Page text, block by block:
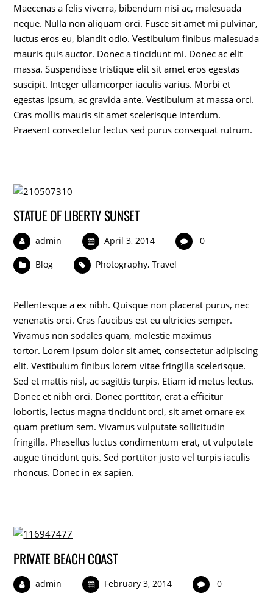
Maecenas a felis viverra, bibendum nisi ac, malesuada
neque. Nulla non aliquam orci. Fusce sit amet mi pulvinar,
luctus eros eu, blandit odio. Vestibulum finibus malesuada
mauris quis auctor. Donec a tincidunt mi. Donec ac elit
massa. Suspendisse tristique elit sit amet eros egestas
suscipit. Integer ullamcorper iaculis varius. Morbi et
egestas ipsum, ac gravida ante. Vestibulum at massa orci.
Cras mollis mauris sit amet scelerisque interdum.
Praesent consectetur lectus sed purus consequat rutrum.
STATUE OF LIBERTY SUNSET
admin April 3, 2014 0
Blog Photography,Travel
Pellentesque a ex nibh. Quisque non placerat purus, nec
venenatis orci. Cras faucibus est eu ultricies semper.
Vivamus non sodales quam, molestie maximus
tortor. Lorem ipsum dolor sit amet, consectetur adipiscing
elit. Vestibulum finibus lorem vitae fringilla scelerisque.
Sed et mattis nisl, ac sagittis turpis. Etiam id metus lectus.
Donec et nibh orci. Donec porttitor, erat a efficitur
lobortis, lectus magna tincidunt orci, sit amet ornare ex
quam pretium sem. Vivamus vulputate sollicitudin
fringilla. Phasellus luctus condimentum erat, ut vulputate
augue tincidunt quis. Sed porttitor justo vel turpis iaculis
rhoncus. Donec in ex sapien.
PRIVATE BEACH COAST
admin February 3, 2014 0